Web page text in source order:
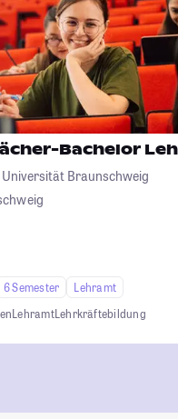
Bachelor
Universität Braunschweig
6 Semester
Lehramt
LehramtLehrkräftebildung